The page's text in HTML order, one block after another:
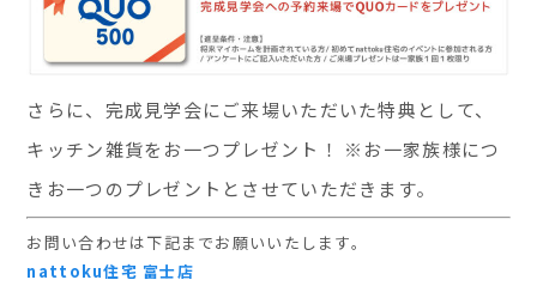
さらに、完成見学会にご来場いただいた特典として、
キッチン雑貨をお一つプレゼント！ ※お一家族様につ
きお一つのプレゼントとさせていただきます。
お問い合わせは下記までお願いいたします。
nattoku住宅 富士店